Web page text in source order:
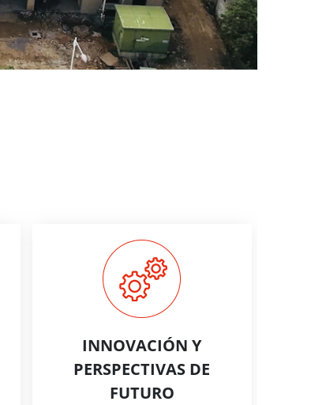
INNOVACIÓN Y
PERSPECTIVAS DE
FUTURO